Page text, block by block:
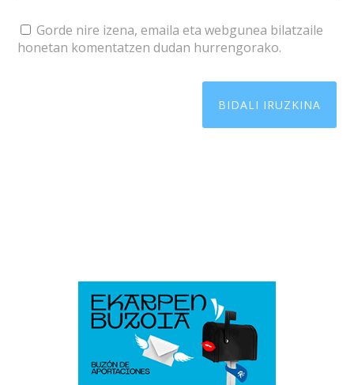
Gorde nire izena, emaila eta webgunea bilatzaile
honetan komentatzen dudan hurrengorako.